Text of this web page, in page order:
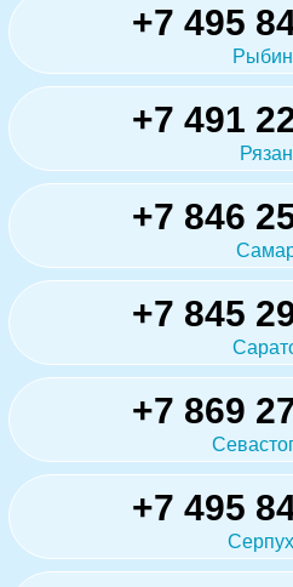
+7 495
+7 491
+7 846
+7 845
+7 869
+7 495